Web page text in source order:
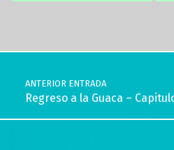
Navegación de entradas
ANTERIOR ENTRADA
Regreso a la Guaca –